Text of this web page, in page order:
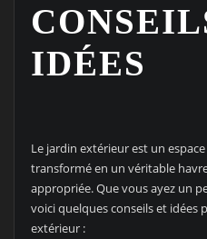
IDÉES
Le jardin extérieur est un
transformé en un véritable
appropriée. Que vous ayez un
voici quelques conseils et idées
extérieur :